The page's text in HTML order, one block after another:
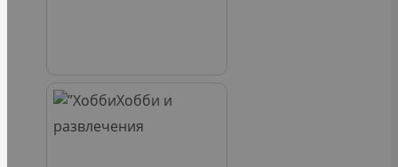
Хобби и
развлечения